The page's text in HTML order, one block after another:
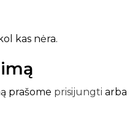
kas nėra.
prašome prisijungti arba